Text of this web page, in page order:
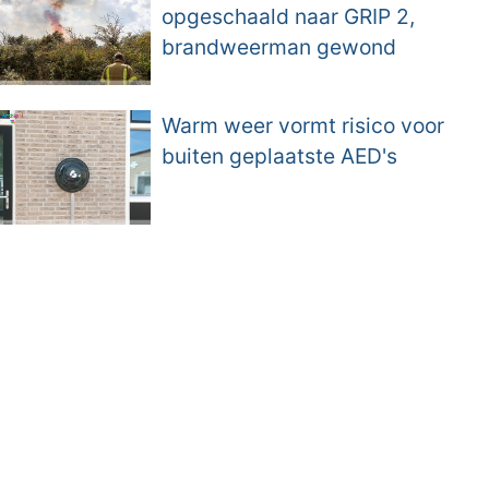
opgeschaald naar GRIP 2,
brandweerman gewond
Warm weer vormt risico voor
buiten geplaatste AED's